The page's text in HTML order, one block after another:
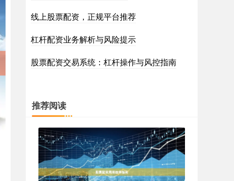
线上股票配资，正规平台推荐
杠杆配资业务解析与风险提示
股票配资交易系统：杠杆操作与风控指南
推荐阅读